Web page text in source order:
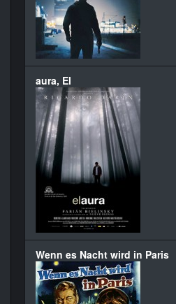
aura, El
Wenn es Nacht wird in Paris